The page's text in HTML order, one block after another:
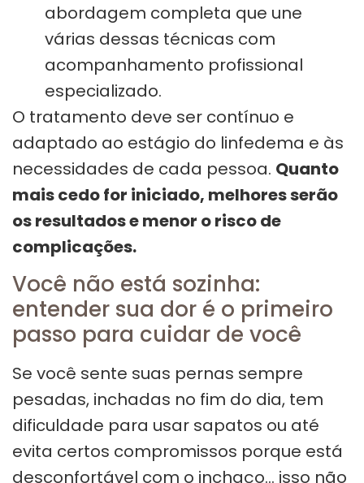
abordagem completa que une
várias dessas técnicas com
acompanhamento profissional
especializado.
O tratamento deve ser contínuo e
adaptado ao estágio do linfedema e às
necessidades de cada pessoa. Quanto
mais cedo for iniciado, melhores serão
os resultados e menor o risco de
complicações.
Você não está sozinha:
entender sua dor é o primeiro
passo para cuidar de você
Se você sente suas pernas sempre
pesadas, inchadas no fim do dia, tem
dificuldade para usar sapatos ou até
evita certos compromissos porque está
desconfortável com o inchaço… isso não